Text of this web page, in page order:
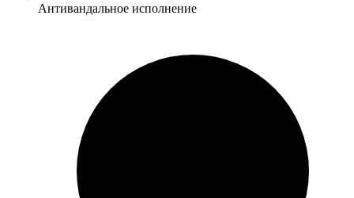
Антивандальное исполнение